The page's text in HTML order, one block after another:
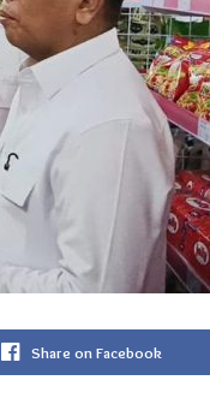
Share on Facebook